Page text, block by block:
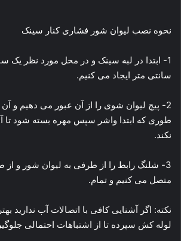
نحوه نصب لیوان شور فشاری کنار سینک
سانتی متر ایجاد می کنیم.
2- پیچ لیوان شوی را از آن عبور می دهیم و
طوری که ابتدا واشر سپس مهره بسته شود تا
نکند.
3- شلنگ رابط را از طرفی به لیوان شور و از
متصل می کنیم و تمام.
نکته: اگر آشنایی کافی با اتصالات آب ندارید
لوله کش سپرده تا از اشتباهات احتمالی